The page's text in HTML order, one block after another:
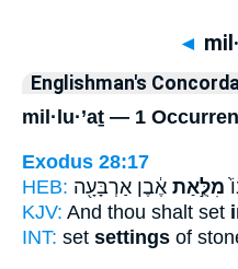
◄
Englishman's
mil·lu·’aṯ — 1
Exodus 28:17
HEB:
מִלֻּ֣אַת אֶ֔בֶן אַרְבָּעָ֖ה
KJV: And thou shalt set
INT: set settings of